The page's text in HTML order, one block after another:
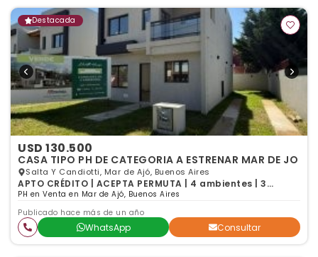
Destacada
USD 130.500
CASA TIPO PH DE CATEGORIA A ESTRENAR MAR DE JO
Salta Y Candiotti, Mar de Ajó, Buenos Aires
APTO CRÉDITO | ACEPTA PERMUTA | 4 ambientes | 3
dormitorios | 2 baños
PH en Venta en Mar de Ajó, Buenos Aires
Publicado hace más de un año
WhatsApp Consultar